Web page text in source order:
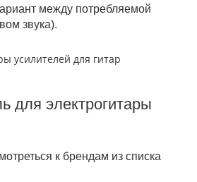
между потребляемой
звука).
для электрогитары
к брендам из списка